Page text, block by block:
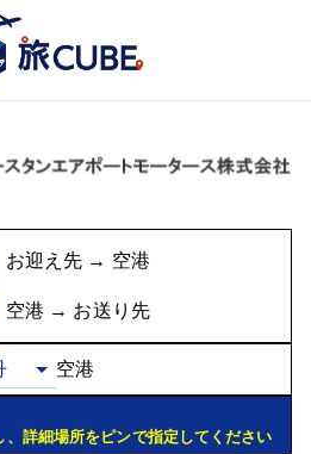
お迎え先 → 空港
空港 → お送り先
空港
詳細場所をピンで指定してください